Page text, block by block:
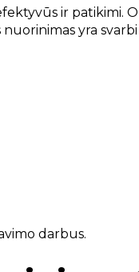
ir patikimi.
yra
darbus.